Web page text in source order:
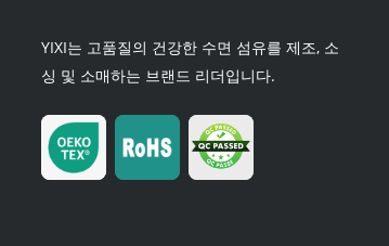
YIXI는 고품질의 건강한 수면 섬유를 제조, 소
싱 및 소매하는 브랜드 리더입니다.